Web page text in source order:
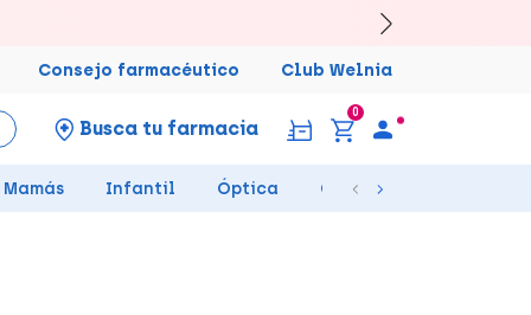
Consejo farmacéutico Club Welnia
Busca tu farmacia
0
Mamás Infantil Óptica Ortopedia